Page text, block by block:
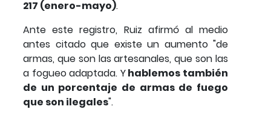
217 (enero-mayo).
Ante este registro, Ruiz afirmó al medio
antes citado que existe un aumento "de
armas, que son las artesanales, que son las
a fogueo adaptada. Yhablemos también
de un porcentaje de armas de fuego
que son ilegales".